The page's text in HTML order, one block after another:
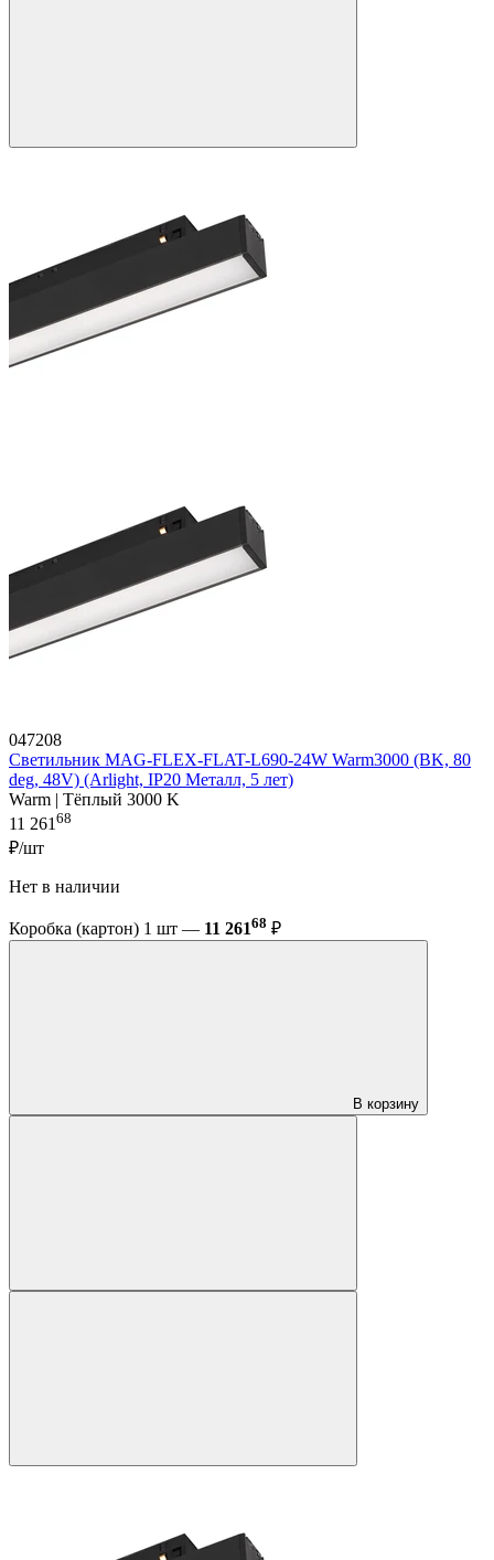
047208
Светильник MAG-FLEX-FLAT-L690-24W Warm3000 (BK, 80
deg, 48V) (Arlight, IP20 Металл, 5 лет)
Warm | Тёплый 3000 K
11 26168
₽/шт
Нет в наличии
Коробка (картон) 1 шт — 11 26168 ₽
В корзину